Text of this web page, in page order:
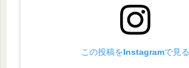
この投稿をInstagramで見る